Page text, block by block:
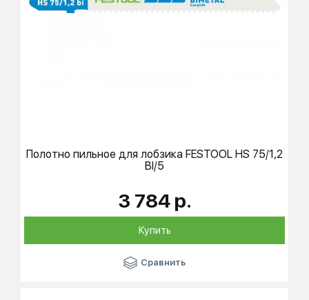
Полотно пильное для лобзика FESTOOL HS 75/1,2
BI/5
3 784 р.
Купить
Сравнить